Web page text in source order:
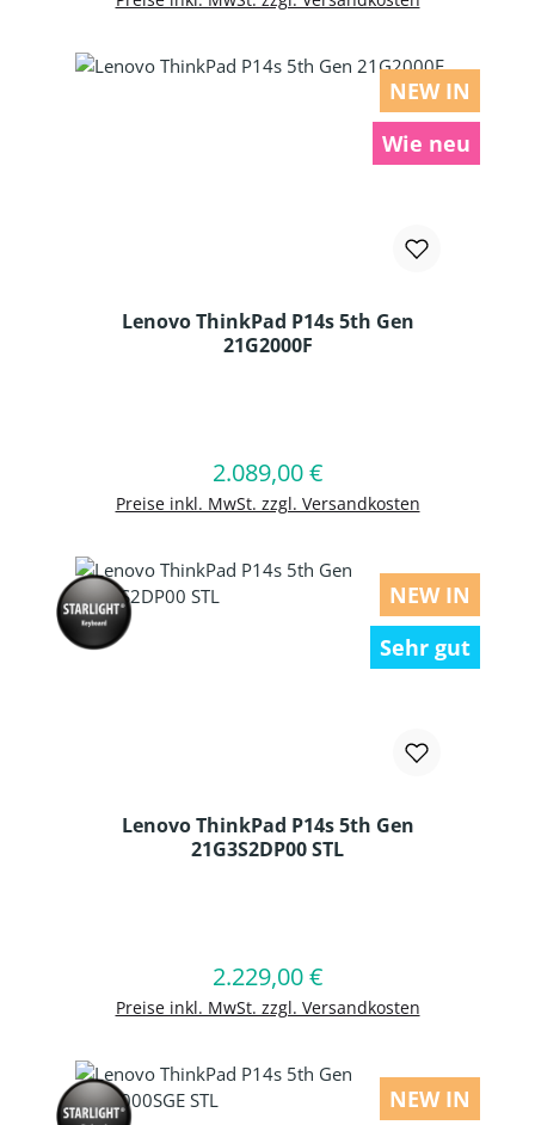
NEW IN
Wie neu
Lenovo ThinkPad P14s 5th Gen
21G2000F
Regulärer Preis:
2.089,00 €
Preise inkl. MwSt. zzgl. Versandkosten
In den Warenkorb
NEW IN
Sehr gut
Lenovo ThinkPad P14s 5th Gen
21G3S2DP00 STL
Regulärer Preis:
2.229,00 €
Preise inkl. MwSt. zzgl. Versandkosten
In den Warenkorb
NEW IN